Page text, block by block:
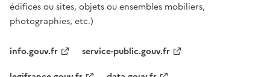
édifices ou sites, objets ou ensembles mobiliers,
photographies, etc.)
info.gouv.fr
service-public.gouv.fr